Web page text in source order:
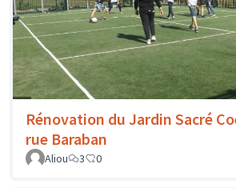
Rénovation du Jardin Sacré
rue Baraban
Aliou
3 0